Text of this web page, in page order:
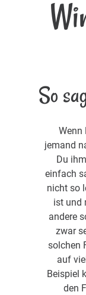
So
Wenn
jemand
Du
einfach
nicht so
ist und
andere
zwar
solchen
auf
Beispiel
den